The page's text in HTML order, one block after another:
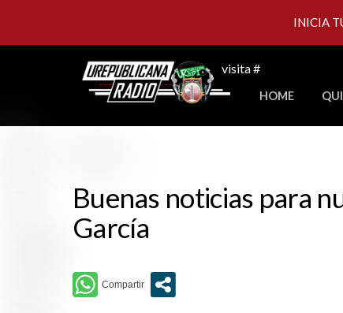
visita #
HOME
Buenas noticias para
García
INICIA